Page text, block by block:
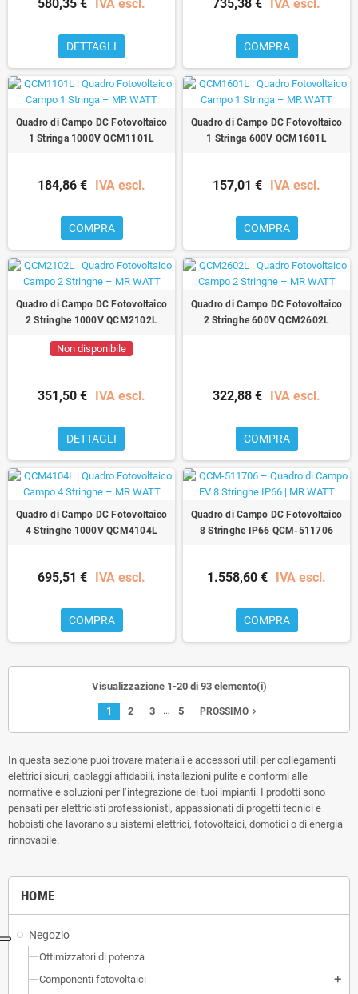
HOME
Negozio
Ottimizzatori di potenza
Componenti fotovoltaici
add
580,35 € IVA escl.
DETTAGLI
735,38 € IVA escl.
COMPRA
Quadro di Campo DC Fotovoltaico
1 Stringa 1000V QCM1101L
184,86 € IVA escl.
COMPRA
Quadro di Campo DC Fotovoltaico
1 Stringa 600V QCM1601L
157,01 € IVA escl.
COMPRA
Quadro di Campo DC Fotovoltaico
2 Stringhe 1000V QCM2102L
Non disponibile
351,50 € IVA escl.
DETTAGLI
Quadro di Campo DC Fotovoltaico
2 Stringhe 600V QCM2602L
322,88 € IVA escl.
COMPRA
Quadro di Campo DC Fotovoltaico
4 Stringhe 1000V QCM4104L
695,51 € IVA escl.
COMPRA
Quadro di Campo DC Fotovoltaico
8 Stringhe IP66 QCM-511706
1.558,60 € IVA escl.
COMPRA
Visualizzazione 1-20 di 93 elemento(i)
1 2 3 … 5 PROSSIMO navigate_next
In questa sezione puoi trovare materiali e accessori utili per collegamenti
elettrici sicuri, cablaggi affidabili, installazioni pulite e conformi alle
normative e soluzioni per l’integrazione dei tuoi impianti. I prodotti sono
pensati per elettricisti professionisti, appassionati di progetti tecnici e
hobbisti che lavorano su sistemi elettrici, fotovoltaici, domotici o di energia
rinnovabile.